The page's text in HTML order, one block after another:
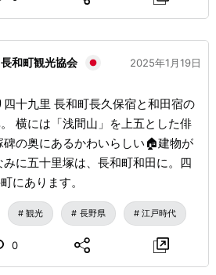
和町観光協会 2025年1月19日
保宿と和田宿の
横には「浅間山」を上五とした俳
にあります。
観光 長野県 江戸時代
0